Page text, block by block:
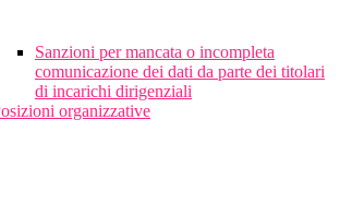
Sanzioni per mancata o incompleta
comunicazione dei dati da parte dei titolari
di incarichi dirigenziali
organizzative